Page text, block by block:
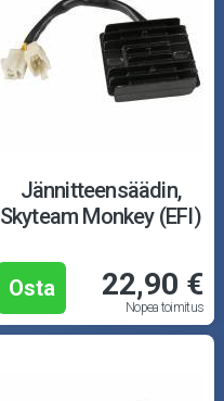
Jännitteensäädin,
Skyteam Monkey (EFI)
Osta 22,90 €
Nopea toimitus